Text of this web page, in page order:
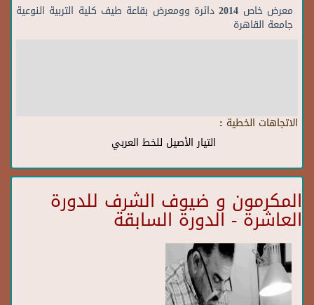
معرض خاص 2014 دائرة وومعرض بقاعة طيف كلية التربية النوعية
جامعة القاهرة
الاتجاهات الخطية :
التيار الأصيل للخط العربي
المكرمون و ضيوف الشرف للدورة
العاشرة - الدورة السابقة